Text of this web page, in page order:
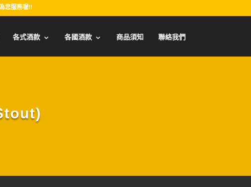
您服務喔!!
各式酒款 各國酒款 商品須知 聯絡我們